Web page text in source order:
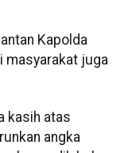
Kapolda
masyarakat juga
kasih atas
angka